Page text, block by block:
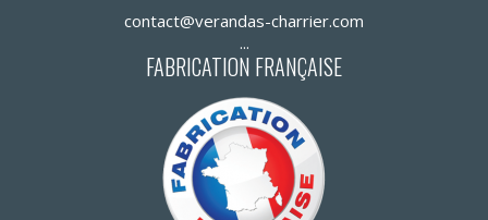
contact@verandas-charrier.com
FABRICATION FRANÇAISE